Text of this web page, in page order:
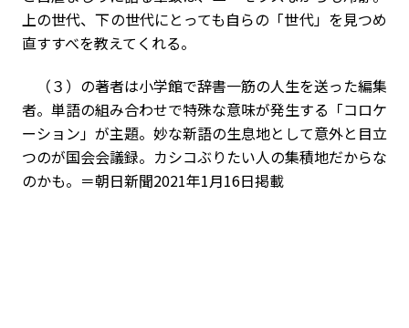
上の世代、下の世代にとっても自らの「世代」を見つめ
直すすべを教えてくれる。
（３）の著者は小学館で辞書一筋の人生を送った編集
者。単語の組み合わせで特殊な意味が発生する「コロケ
ーション」が主題。妙な新語の生息地として意外と目立
つのが国会会議録。カシコぶりたい人の集積地だからな
のかも。＝朝日新聞2021年1月16日掲載